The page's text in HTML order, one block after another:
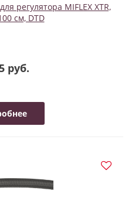
регулятора MIFLEX XTR,
см, DTD
руб.